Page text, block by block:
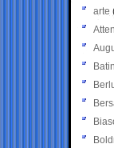
arte